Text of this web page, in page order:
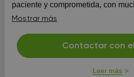
paciente y comprometida, con
a otros a aprender de una forma
adquiriendo experiencia dando
otros alumnos de mi colegio q...
Mostrar más
Contactar con
Leer más